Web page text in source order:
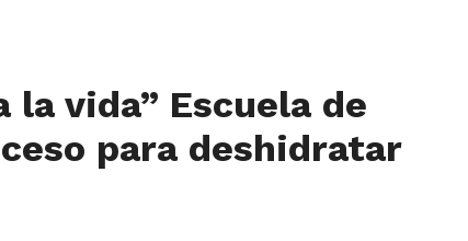
la vida” Escuela de
para deshidratar